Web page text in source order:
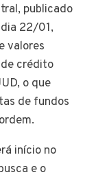
publicado
22/01,
valores
crédito
o que
de fundos
início no
e o